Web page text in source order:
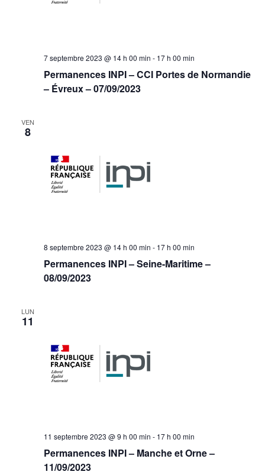
Permanences INPI – CCI Portes de Normandie
– Évreux – 07/09/2023
7 septembre 2023 @ 14 h 00 min - 17 h 00 min
VEN
8
Permanences INPI – Seine-Maritime –
08/09/2023
8 septembre 2023 @ 14 h 00 min - 17 h 00 min
LUN
11
Permanences INPI – Manche et Orne –
11/09/2023
11 septembre 2023 @ 9 h 00 min - 17 h 00 min